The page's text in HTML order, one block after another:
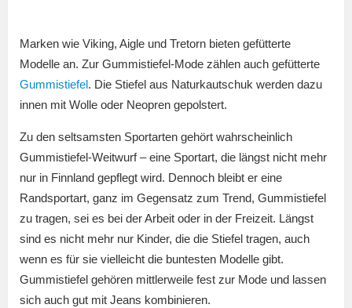
Marken wie Viking, Aigle und Tretorn bieten gefütterte
Modelle an. Zur Gummistiefel-Mode zählen auch gefütterte
Gummistiefel. Die Stiefel aus Naturkautschuk werden dazu
innen mit Wolle oder Neopren gepolstert.
Zu den seltsamsten Sportarten gehört wahrscheinlich
Gummistiefel-Weitwurf – eine Sportart, die längst nicht mehr
nur in Finnland gepflegt wird. Dennoch bleibt er eine
Randsportart, ganz im Gegensatz zum Trend, Gummistiefel
zu tragen, sei es bei der Arbeit oder in der Freizeit. Längst
sind es nicht mehr nur Kinder, die die Stiefel tragen, auch
wenn es für sie vielleicht die buntesten Modelle gibt.
Gummistiefel gehören mittlerweile fest zur Mode und lassen
sich auch gut mit Jeans kombinieren.